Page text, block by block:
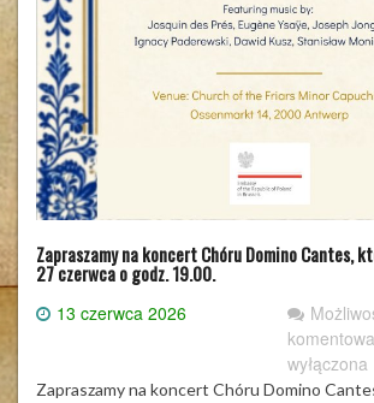
Zapraszamy na koncert Chóru Domino Cantes,
27 czerwca o godz. 19.00.
13 czerwca 2026
wyłączona
Zapraszamy na koncert Chóru Domino